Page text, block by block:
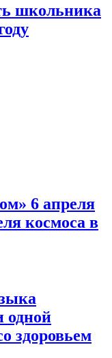
школьника
6 апреля
космоса в
одной
здоровьем